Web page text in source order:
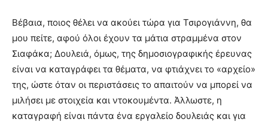
Βέβαια, ποιος θέλει να ακούει τώρα για Τσιρογιάννη, θα
μου πείτε, αφού όλοι έχουν τα μάτια στραμμένα στον
Σιαφάκα; Δουλειά, όμως, της δημοσιογραφικής έρευνας
είναι να καταγράφει τα θέματα, να φτιάχνει το «αρχείο»
της, ώστε όταν οι περιστάσεις το απαιτούν να μπορεί να
μιλήσει με στοιχεία και ντοκουμέντα. Άλλωστε, η
καταγραφή είναι πάντα ένα εργαλείο δουλειάς και για